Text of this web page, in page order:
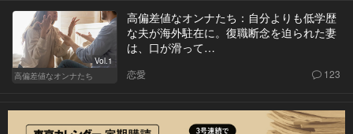
Vol.1
高偏差値なオンナたち
高偏差値なオンナたち：自分よりも低学歴
な夫が海外駐在に。復職断念を迫られた妻
は、口が滑って…
恋愛 123